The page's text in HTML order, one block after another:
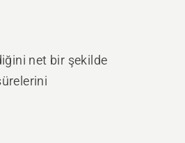
net bir şekilde